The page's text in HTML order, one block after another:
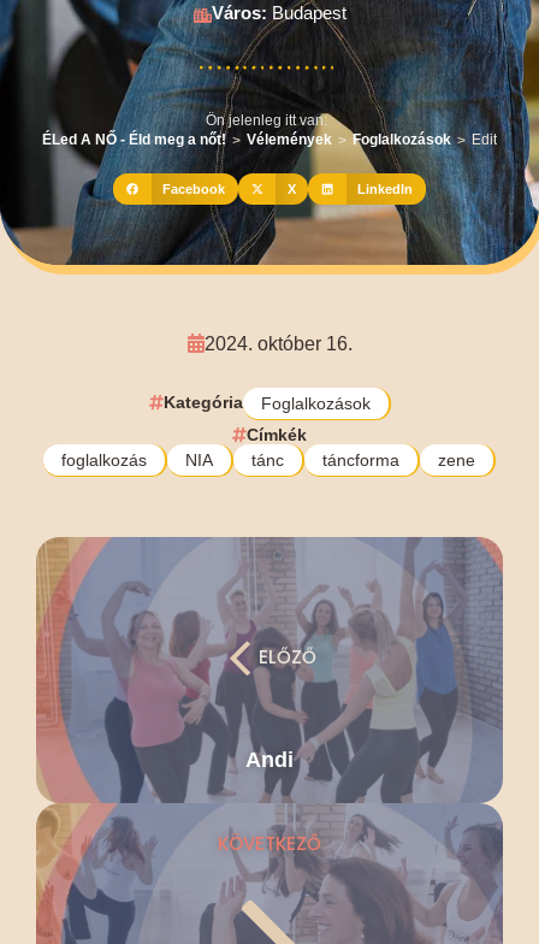
Város: Budapest
Ön jelenleg itt van:
ÉLed A NŐ - Éld meg a nőt! > Vélemények > Foglalkozások > Edit
Facebook X LinkedIn
2024. október 16.
Kategória
Foglalkozások
Címkék
foglalkozás
NIA tánc táncforma zene
ELŐZŐ
Andi
KÖVETKEZŐ